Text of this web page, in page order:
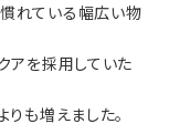
れている幅広い物
を採用していた
も増えました。